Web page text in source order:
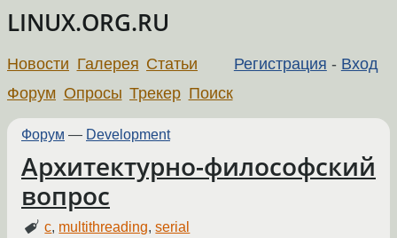
LINUX.ORG.RU
Регистрация - Вход
Новости Галерея Статьи
Форум Опросы Трекер Поиск
Форум — Development
Архитектурно-философский
вопрос
c, multithreading,serial